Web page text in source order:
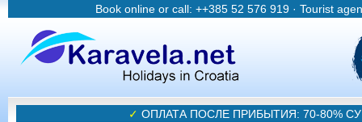
Book online or call: ++385 52 576 919 · Tourist
✓ ОПЛАТА ПОСЛЕ ПРИБЫТИЯ: 70-80%